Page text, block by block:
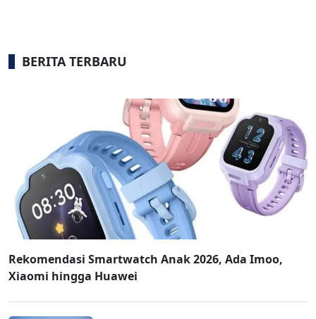
BERITA TERBARU
Rekomendasi Smartwatch Anak 2026, Ada Imoo,
Xiaomi hingga Huawei